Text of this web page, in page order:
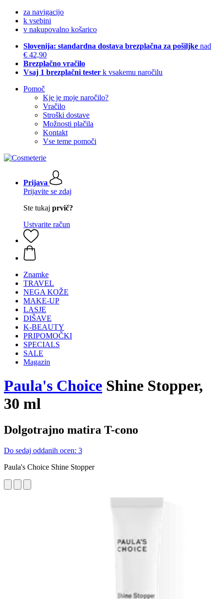
za navigacijo
k vsebini
v nakupovalno košarico
Slovenija: standardna dostava brezplačna za pošiljke nad
€ 42,90
Brezplačno vračilo
Vsaj 1 brezplačni tester k vsakemu naročilu
Pomoč
Kje je moje naročilo?
Vračilo
Stroški dostave
Možnosti plačila
Kontakt
Vse teme pomoči
Prijava
Prijavite se zdaj
Ste tukaj prvič?
Ustvarite račun
Znamke
TRAVEL
NEGA KOŽE
MAKE-UP
LASJE
DIŠAVE
K-BEAUTY
PRIPOMOČKI
SPECIALS
SALE
Magazin
Paula's Choice Shine Stopper,
30 ml
Dolgotrajno matira T-cono
Do sedaj oddanih ocen: 3
Paula's Choice Shine Stopper